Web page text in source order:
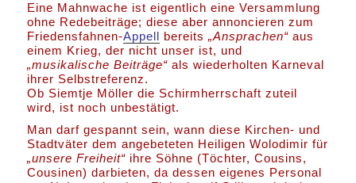
Eine Mahnwache ist eigentlich eine Versammlung
ohne Redebeiträge; diese aber annoncieren zum
Friedensfahnen-Appell bereits„Ansprachen“ aus
einem Krieg, der nicht unser ist, und
„musikalische Beiträge“ als wiederholten Karneval
ihrer Selbstreferenz.
Ob Siemtje Möller die Schirmherrschaft zuteil
wird, ist noch unbestätigt.
Man darf gespannt sein, wann diese Kirchen- und
Stadtväter dem angebeteten Heiligen Wolodimir für
„unsere Freiheit“ ihre Söhne (Töchter, Cousins,
Cousinen) darbieten, da dessen eigenes Personal